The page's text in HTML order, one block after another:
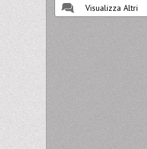
Visualizza Altri